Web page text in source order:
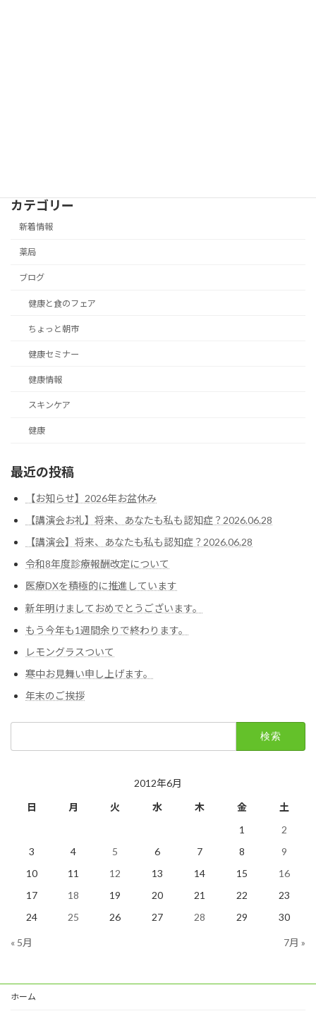
カテゴリー
新着情報
薬局
ブログ
健康と食のフェア
ちょっと朝市
健康セミナー
健康情報
スキンケア
健康
最近の投稿
【お知らせ】2026年お盆休み
【講演会お礼】将来、あなたも私も認知症？2026.06.28
【講演会】将来、あなたも私も認知症？2026.06.28
令和8年度診療報酬改定について
医療DXを積極的に推進しています
新年明けましておめでとうございます。
もう今年も1週間余りで終わります。
レモングラスついて
寒中お見舞い申し上げます。
年末のご挨拶
2012年6月
日
月 火 水 木 金
土
1
2
3
4 5 6 7 8
9
10
11 12 13 14 15
16
17
18 19 20 21 22
23
24
25 26 27 28 29 30
« 5月 7月 »
ホーム